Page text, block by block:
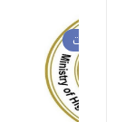
وحوارات